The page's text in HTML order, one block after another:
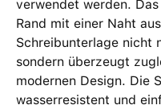
verwendet werden.
Rand mit einer Naht
Schreibunterlage nicht
sondern überzeugt
modernen Design. Die
wasserresistent und